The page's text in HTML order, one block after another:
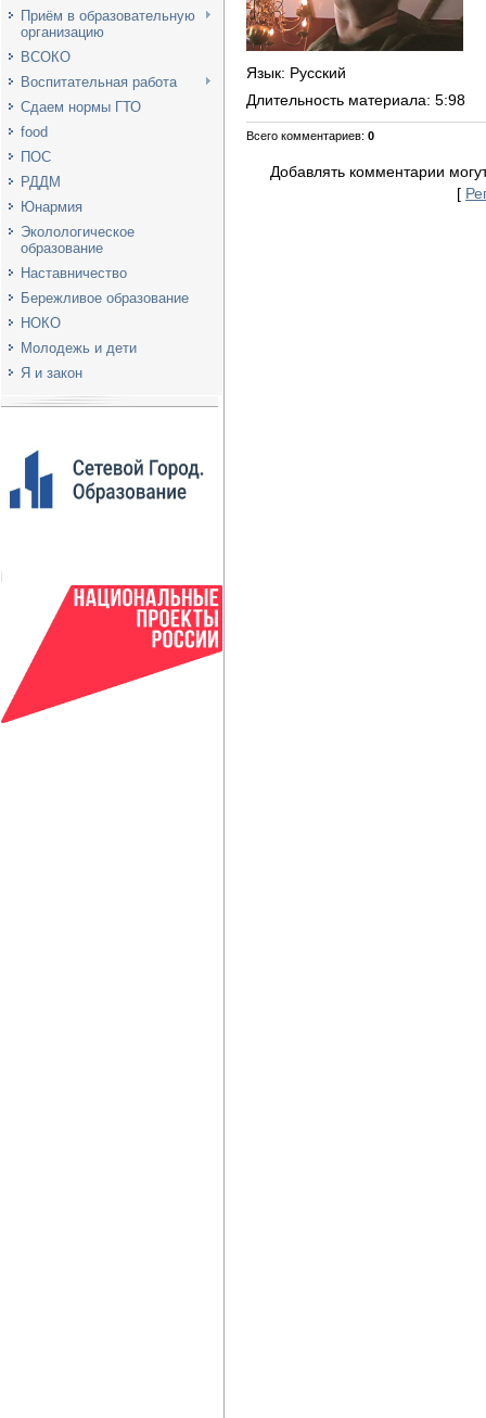
Приём в образовательную
организацию
ВСОКО
Воспитательная работа
Сдаем нормы ГТО
food
ПОС
РДДМ
Юнармия
Эколологическое
образование
Наставничество
Бережливое образование
НОКО
Молодежь и дети
Я и закон
Язык: Русский
Длительность материала: 5:98
Всего комментариев: 0
Добавлять комментарии
[